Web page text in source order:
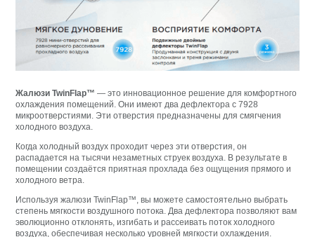
Жалюзи TwinFlap™ — это инновационное решение для комфортного
охлаждения помещений. Они имеют два дефлектора с 7928
микроотверстиями. Эти отверстия предназначены для смягчения
холодного воздуха.
Когда холодный воздух проходит через эти отверстия, он
распадается на тысячи незаметных струек воздуха. В результате в
помещении создаётся приятная прохлада без ощущения прямого и
холодного ветра.
Используя жалюзи TwinFlap™, вы можете самостоятельно выбрать
степень мягкости воздушного потока. Два дефлектора позволяют вам
эволюционно отклонять, изгибать и рассеивать поток холодного
воздуха, обеспечивая несколько уровней мягкости охлаждения.